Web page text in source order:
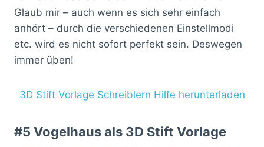
Glaub mir – auch wenn es sich sehr einfach
anhört – durch die verschiedenen Einstellmodi
etc. wird es nicht sofort perfekt sein. Deswegen
immer üben!
3D Stift Vorlage Schreiblern Hilfe herunterladen
#5 Vogelhaus als 3D Stift Vorlage